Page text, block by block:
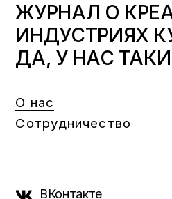
ЖУРНАЛ О
ИНДУСТРИЯХ
ДА, У НАС
О нас
Сотрудничество
ВКонтакте